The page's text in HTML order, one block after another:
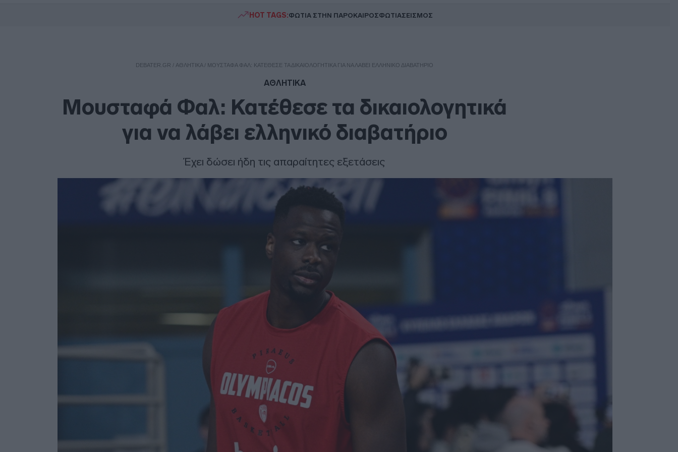
HOT TAGS:ΦΩΤΙΑ ΣΤΗΝ ΠΑΡΟΚΑΙΡΟΣΦΩΤΙΑΣΕΙΣΜΟΣ
DEBATER.GR / ΑΘΛΗΤΙΚΑ/ ΜΟΥΣΤΑΦΆ ΦΑΛ: ΚΑΤΈΘΕΣΕ ΤΑ ΔΙΚΑΙΟΛΟΓΗΤΙΚΆ ΓΙΑ ΝΑ ΛΆΒΕΙ ΕΛΛΗΝΙΚΌ ΔΙΑΒΑΤΉΡΙΟ
ΑΘΛΗΤΙΚΑ
Μουσταφά Φαλ: Κατέθεσε τα δικαιολογητικά
για να λάβει ελληνικό διαβατήριο
Έχει δώσει ήδη τις απαραίτητες εξετάσεις